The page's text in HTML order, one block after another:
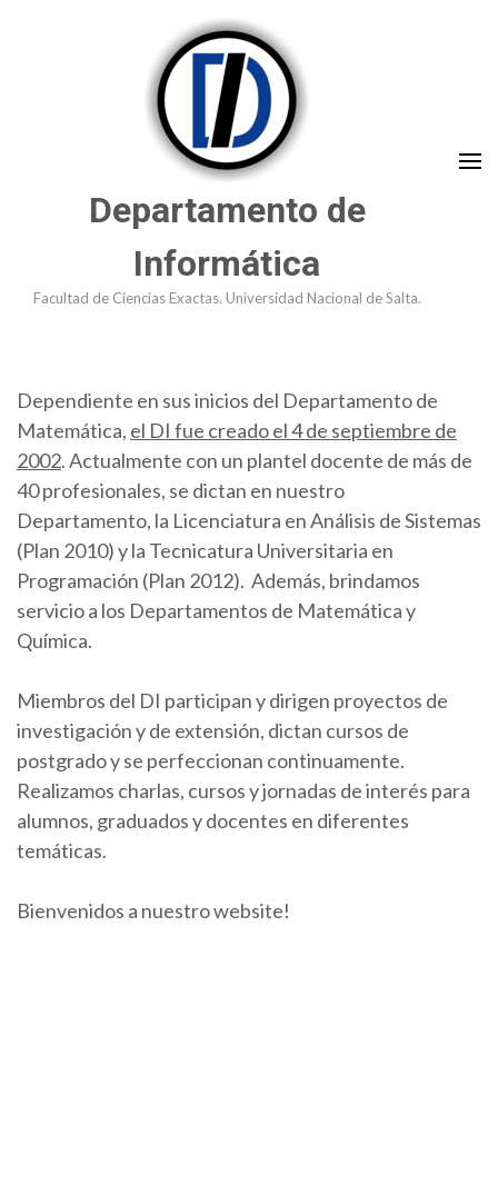
Departamento de
Informática
Facultad de Ciencias Exactas. Universidad Nacional de Salta.
Dependiente en sus inicios del Departamento de
Matemática, el DI fue creado el 4 de septiembre de
2002. Actualmente con un plantel docente de más de
40 profesionales, se dictan en nuestro
Departamento, la Licenciatura en Análisis de Sistemas
(Plan 2010) y la Tecnicatura Universitaria en
Programación (Plan 2012). Además, brindamos
servicio a los Departamentos de Matemática y
Química.
Miembros del DI participan y dirigen proyectos de
investigación y de extensión, dictan cursos de
postgrado y se perfeccionan continuamente.
Realizamos charlas, cursos y jornadas de interés para
alumnos, graduados y docentes en diferentes
temáticas.
Bienvenidos a nuestro website!